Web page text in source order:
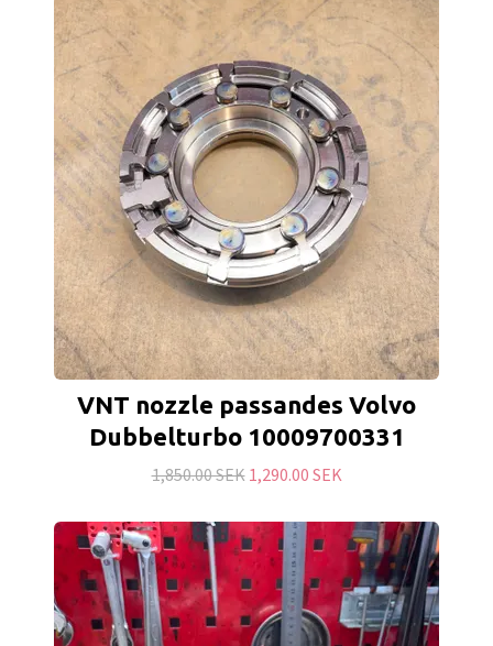
VNT nozzle passandes Volvo
Dubbelturbo 10009700331
1,850.00 SEK 1,290.00 SEK